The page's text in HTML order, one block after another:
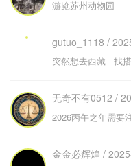
游览苏州动物园
gutuo_1118 /
突然想去西藏 找
无奇不有0512 /
2026丙午之年需要
金金必辉煌 /